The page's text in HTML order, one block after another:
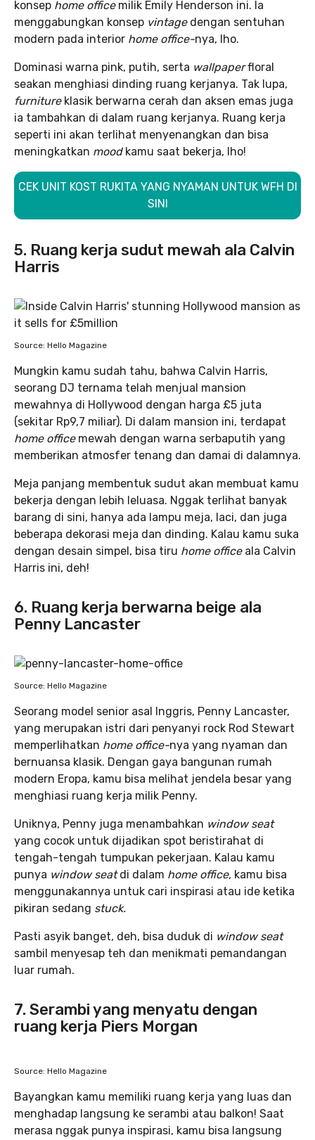
konsep home office milik Emily Henderson ini. Ia
menggabungkan konsep vintage dengan sentuhan
modern pada interior home office-nya, lho.
Dominasi warna pink, putih, serta wallpaperfloral
seakan menghiasi dinding ruang kerjanya. Tak lupa,
furniture klasik berwarna cerah dan aksen emas juga
ia tambahkan di dalam ruang kerjanya. Ruang kerja
seperti ini akan terlihat menyenangkan dan bisa
meningkatkan mood kamu saat bekerja, lho!
CEK UNIT KOST RUKITA YANG NYAMAN UNTUK WFH DI
SINI
5. Ruang kerja sudut mewah ala Calvin
Harris
Source: Hello Magazine
Mungkin kamu sudah tahu, bahwa Calvin Harris,
seorang DJ ternama telah menjual mansion
mewahnya di Hollywood dengan harga £5 juta
(sekitar Rp9,7 miliar). Di dalam mansion ini, terdapat
home office mewah dengan warna serbaputih yang
memberikan atmosfer tenang dan damai di dalamnya.
Meja panjang membentuk sudut akan membuat kamu
bekerja dengan lebih leluasa. Nggak terlihat banyak
barang di sini, hanya ada lampu meja, laci, dan juga
beberapa dekorasi meja dan dinding. Kalau kamu suka
dengan desain simpel, bisa tiru home office ala Calvin
Harris ini, deh!
6. Ruang kerja berwarna beige ala
Penny Lancaster
Source: Hello Magazine
Seorang model senior asal Inggris, Penny Lancaster,
yang merupakan istri dari penyanyi rock Rod Stewart
memperlihatkan home office-nya yang nyaman dan
bernuansa klasik. Dengan gaya bangunan rumah
modern Eropa, kamu bisa melihat jendela besar yang
menghiasi ruang kerja milik Penny.
Uniknya, Penny juga menambahkan window seat
yang cocok untuk dijadikan spot beristirahat di
tengah-tengah tumpukan pekerjaan. Kalau kamu
punya window seatdi dalam home office, kamu bisa
menggunakannya untuk cari inspirasi atau ide ketika
pikiran sedang stuck.
Pasti asyik banget, deh, bisa duduk di window seat
sambil menyesap teh dan menikmati pemandangan
luar rumah.
7. Serambi yang menyatu dengan
ruang kerja Piers Morgan
Source: Hello Magazine
Bayangkan kamu memiliki ruang kerja yang luas dan
menghadap langsung ke serambi atau balkon! Saat
merasa nggak punya inspirasi, kamu bisa langsung